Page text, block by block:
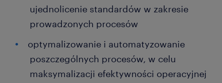
ujednolicenie standardów w zakresie
prowadzonych procesów
optymalizowanie i automatyzowanie
poszczególnych procesów, w celu
maksymalizacji efektywności operacyjnej